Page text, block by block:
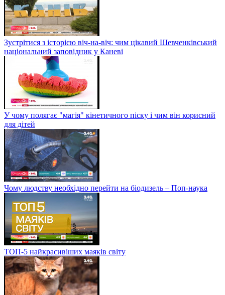
Зустрітися з історією віч-на-віч: чим цікавий Шевченківський
національний заповідник у Каневі
У чому полягає "магія" кінетичного піску і чим він корисний
для дітей
Чому людству необхідно перейти на біодизель – Поп-наука
ТОП-5 найкрасивіших маяків світу